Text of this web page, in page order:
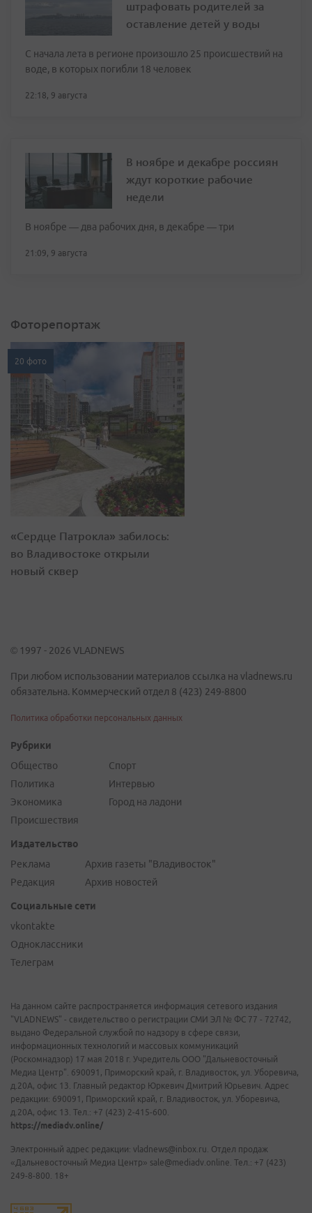
штрафовать родителей за
оставление детей у воды
С начала лета в регионе произошло 25 происшествий на
воде, в которых погибли 18 человек
22:18, 9 августа
В ноябре и декабре россиян
ждут короткие рабочие
недели
В ноябре — два рабочих дня, в декабре — три
21:09, 9 августа
Фоторепортаж
20 фото
«Сердце Патрокла» забилось:
во Владивостоке открыли
новый сквер
© 1997 - 2026 VLADNEWS
При любом использовании материалов ссылка на vladnews.ru
обязательна. Коммерческий отдел 8 (423) 249-8800
Политика обработки персональных данных
Рубрики
Общество
Политика
Экономика
Происшествия
Спорт
Интервью
Город на ладони
Издательство
Реклама
Редакция
Архив газеты "Владивосток"
Архив новостей
Социальные сети
vkontakte
Одноклассники
Телеграм
На данном сайте распространяется информация сетевого издания
"VLADNEWS" - свидетельство о регистрации СМИ ЭЛ № ФС 77 - 72742,
выдано Федеральной службой по надзору в сфере связи,
информационных технологий и массовых коммуникаций
(Роскомнадзор) 17 мая 2018 г. Учредитель ООО "Дальневосточный
Медиа Центр". 690091, Приморский край, г. Владивосток, ул. Уборевича,
д.20А, офис 13. Главный редактор Юркевич Дмитрий Юрьевич. Адрес
редакции: 690091, Приморский край, г. Владивосток, ул. Уборевича,
д.20А, офис 13. Тел.: +7 (423) 2-415-600.
https://mediadv.online/
Электронный адрес редакции: vladnews@inbox.ru. Отдел продаж
«Дальневосточный Медиа Центр» sale@mediadv.online. Тел.: +7 (423)
249-8-800. 18+